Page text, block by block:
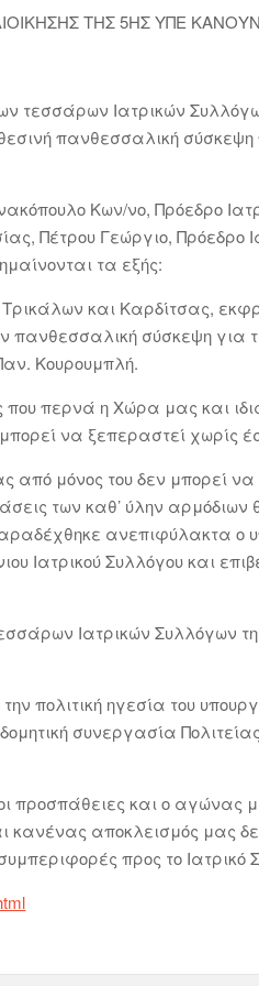
ΤΗΣ 5ΗΣ ΥΠΕ
τεσσάρων Ιατρικών
πανθεσσαλική
Κων/νο, Πρόεδρο
Πέτρου Γεώργιο, Πρόεδρο
τα εξής:
και Καρδίτσας,
πανθεσσαλική σύσκεψη για
Κουρουμπλή.
που περνά η Χώρα μας και
να ξεπεραστεί χωρίς
μόνος του δεν μπορεί να
των καθ’ ύλην
παραδέχθηκε ανεπιφύλακτα
Ιατρικού Συλλόγου και
Ιατρικών Συλλόγων
πολιτική ηγεσία του
συνεργασία
και ο αγώνας
κανένας αποκλεισμός μας
προς το